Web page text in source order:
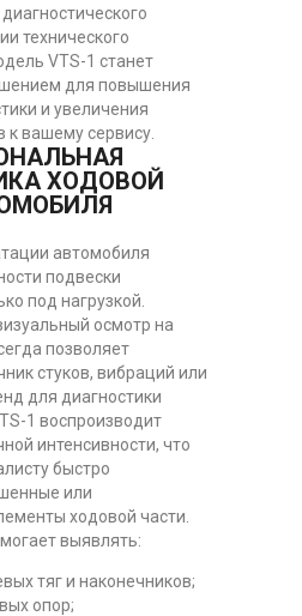
технического
VTS-1 станет
для повышения
и увеличения
к вашему сервису.
ХОДОВОЙ
автомобиля
подвески
под нагрузкой.
осмотр на
позволяет
стуков, вибраций или
для диагностики
1 воспроизводит
интенсивности, что
быстро
или
ходовой части.
выявлять:
тяг и наконечников;
опор;